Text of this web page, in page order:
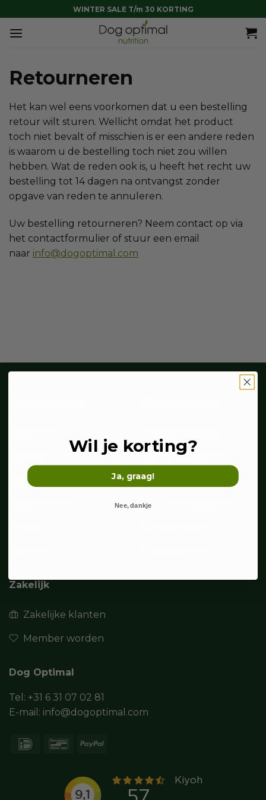
naar
inhoud
WINTER SALE T/m 30 KORTING
Retourneren
Het kan wel eens voorkomen dat u een bestelling
retour wilt sturen. Wellicht omdat het product
toch niet bevalt of misschien is er een andere reden
is waarom u de bestelling toch niet zou willen
hebben. Wat de reden ook is, u heeft het recht uw
bestelling tot 14 dagen na ontvangst zonder
opgave van reden te annuleren.
Uw bestelling retourneren? Neem contact op via
het contactformulier of stuur een email
naar info@dogoptimal.com
Bezorgen
Calming support
Allergy support
10-for-1 Multivitamin
Zakelijk
Zakelijke klanten
Member worden
Dog Optimal
Tel: +31 6 31 07 02 81
E-mail: info@dogoptimal.com
IDeal Bancontact
PayPal
Wil je korting?
Ja, graag!
Nee, dankje